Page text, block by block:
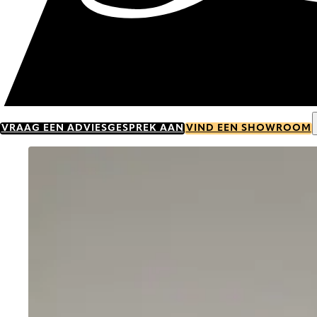
VRAAG EEN ADVIESGESPREK AAN VIND EEN SHOWROOM
Go to item 0